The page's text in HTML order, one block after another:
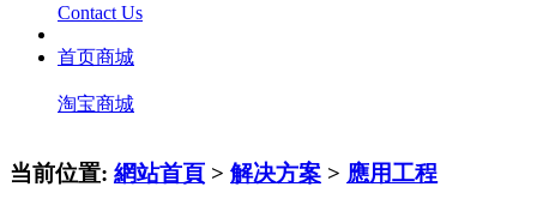
Contact Us
首页商城
淘宝商城
当前位置: 網站首頁 > 解决方案 > 應用工程